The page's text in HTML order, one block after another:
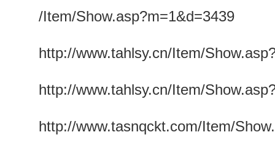
/Item/Show.asp?m=1&d=3439
http://www.tahlsy.cn/Item/
http://www.tahlsy.cn/Item/
http://www.tasnqckt.com/Item/